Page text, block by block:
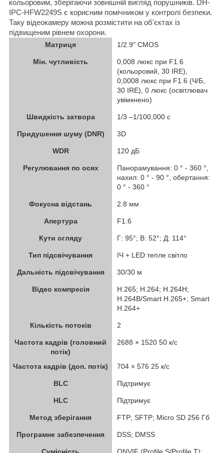
кольоровим, зберігаючи зовнішній вигляд порушників. DH-
IPC-HFW2249S є корисним помічником у контролі безпеки.
Таку відеокамеру можна розмістити на об'єктах із
підвищеним рівнем охорони.
Матриця 1/2.9" CMOS
Мін. чутливість
0,008 люкс при F1.6
(кольоровий, 30 IRE),
0,0008 люкс при F1.6 (Ч/Б,
30 IRE), 0 люкс (освітлювач
увімкнено)
Швидкість затвора 1/3 –1/100,000 с
Придушення шуму (DNR) 3D
WDR 120 дБ
Регулювання по осях
Панорамування: 0 ° - 360 °,
нахил: 0 ° - 90 °, обертання:
0 ° - 360 °
Фокусна відстань 2.8 мм
Апертура F1.6
Кути огляду Г: 95°; В: 52°; Д: 114°
Тип підсвічування ІЧ + LED тепле світло
Дальність підсвічування 30/30 м
Відео компресія
H.265; H.264; H.264H;
H.264B/Smart H.265+; Smart
H.264+
Кількість потоків 2
Частота кадрів (головний
потік)
2688 × 1520 50 к/с
Частота кадрів (доп. потік) 704 × 576 25 к/с
BLC Підтримує
HLC Підтримує
Метод зберігання FTP; SFTP; Micro SD 256 Гб
Програмне забезпечення DSS; DMSS
Сумісність ONVIF (Profile S/Profile T);